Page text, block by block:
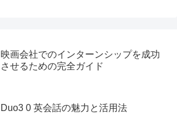
映画会社でのインターンシップを成功
させるための完全ガイド
Duo3 0 英会話の魅力と活用法